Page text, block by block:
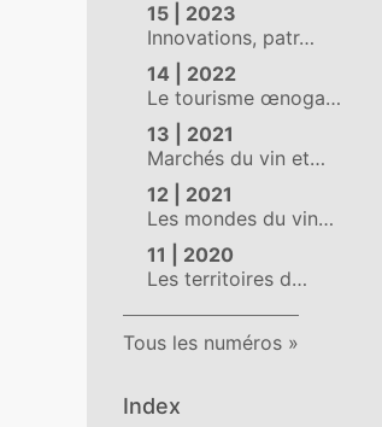
15 | 2023
Innovations, patr…
14 | 2022
Le tourisme œnoga…
13 | 2021
Marchés du vin et…
12 | 2021
Les mondes du vin…
11 | 2020
Les territoires d…
Tous les numéros
Index